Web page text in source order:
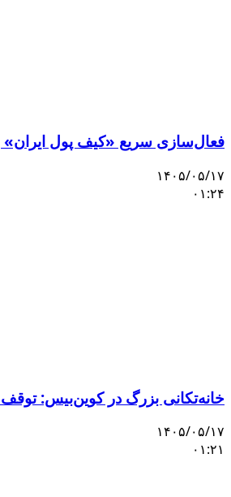
فعال‌سازی سریع «کیف پول ایران»
۱۴۰۵/۰۵/۱۷
۰۱:۲۴
خانه‌تکانی بزرگ در کوین‌بیس: توقف معاملات ۶ جفت رمزارز و
۱۴۰۵/۰۵/۱۷
۰۱:۲۱